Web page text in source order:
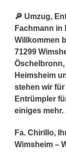
🔎 Umzug,
Fachmann
Willkommen
71299
Heimsheim
stehen wir
Entrümpler
einiges
Fa. Chirillo,
Wimsheim –